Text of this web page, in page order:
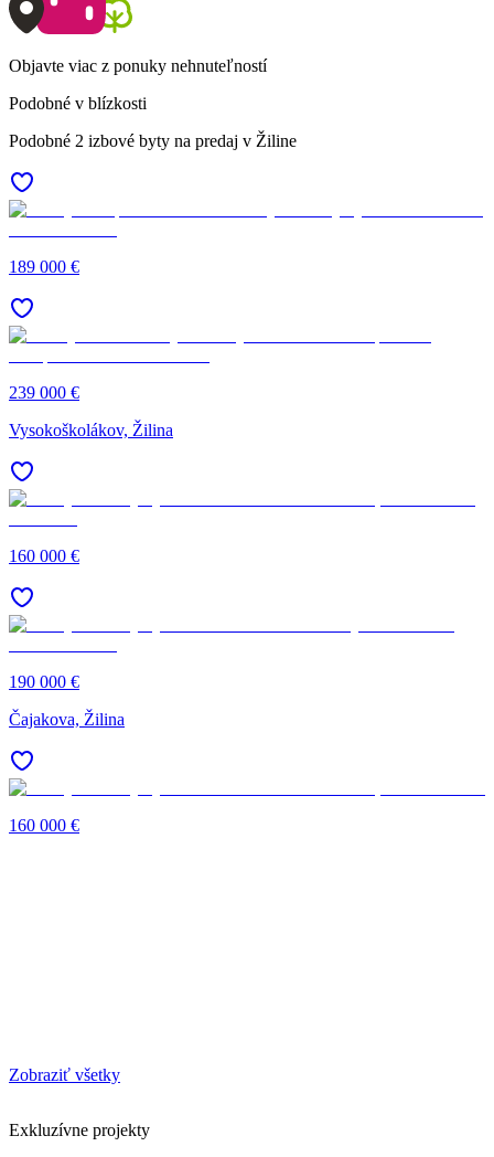
Objavte viac z ponuky nehnuteľností
Podobné v blízkosti
Podobné 2 izbové byty na predaj v Žiline
189 000 €
239 000 €
Vysokoškolákov, Žilina
160 000 €
190 000 €
Čajakova, Žilina
160 000 €
Zobraziť všetky
Exkluzívne projekty